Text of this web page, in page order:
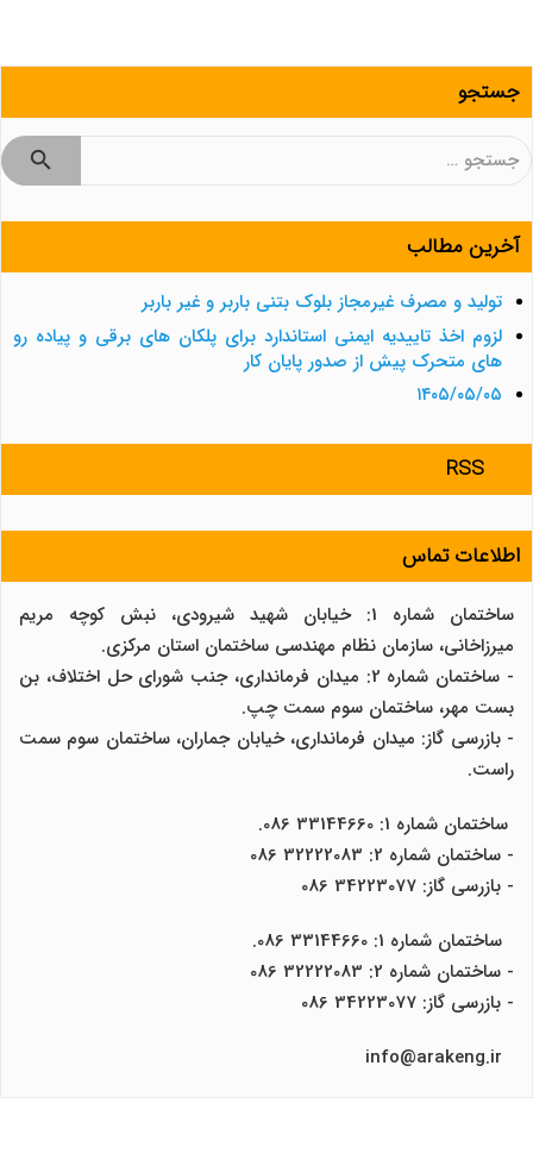
جستجو
جستجو
آخرین مطالب
تولید و مصرف غیرمجاز بلوک بتنی باربر و غیر باربر
لزوم اخذ تاییدیه ایمنی استاندارد برای پلکان های برقی و پیاده رو
های متحرک پیش از صدور پایان کار
۱۴۰۵/۰۵/۰۵
RSS
اطلاعات تماس
ساختمان شماره 1: خیابان شهید شیرودی، نبش کوچه مریم
میرزاخانی، سازمان نظام مهندسی ساختمان استان مرکزی.
- ساختمان شماره 2: میدان فرمانداری، جنب شورای حل اختلاف، بن
بست مهر، ساختمان سوم سمت چپ.
- بازرسی گاز: میدان فرمانداری، خیابان جماران، ساختمان سوم سمت
راست.
ساختمان شماره 1: 33144660 086.
- ساختمان شماره 2: 32222083 086
- بازرسی گاز: 34223077 086
ساختمان شماره 1: 33144660 086.
- ساختمان شماره 2: 32222083 086
- بازرسی گاز: 34223077 086